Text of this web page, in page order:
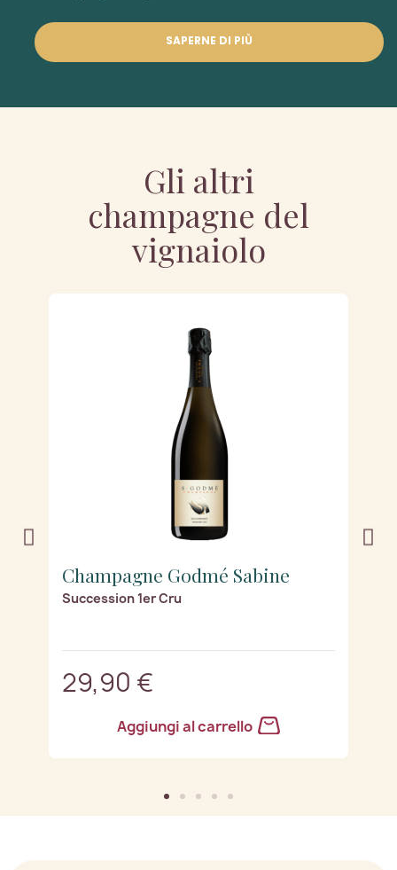
SAPERNE DI PIÙ
Gli altri
champagne del
vignaiolo
Champagne Godmé Sabine
Succession 1er Cru
29,90 €
Aggiungi al carrello